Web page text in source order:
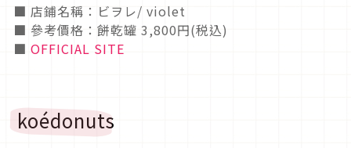
■ 店鋪名稱：ビヲレ/ violet
■ 參考價格：餅乾罐 3,800円(税込)
■ OFFICIAL SITE
koédonuts